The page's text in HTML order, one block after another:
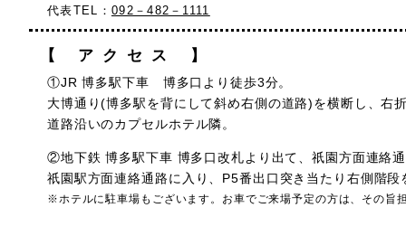
代表TEL： 092－482－1111
【 アクセス 】
①JR 博多駅下車 博多口より徒歩3分。
大博通り(博多駅を背にして斜め右側の道路)を横断し、右
道路沿いのカプセルホテル隣。
②地下鉄 博多駅下車 博多口改札より出て、祇園方面連絡
祇園駅方面連絡通路に入り、P5番出口突き当たり右側階段
※ホテルに駐車場もございます。お車でご来場予定の方は、その旨